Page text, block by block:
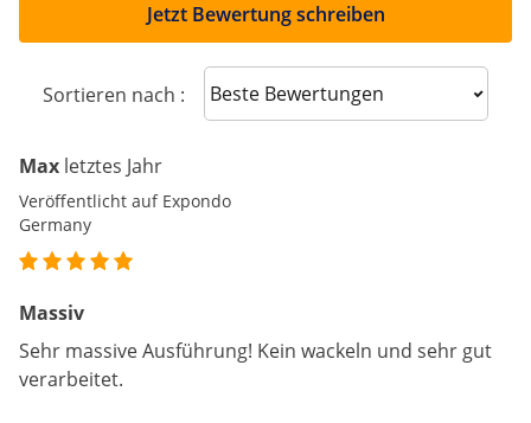
Jetzt Bewertung schreiben
Sortieren nach : Sort reviews
Max letztes Jahr
Veröffentlicht auf Expondo
Germany
Massiv
Sehr massive Ausführung! Kein wackeln und sehr gut
verarbeitet.